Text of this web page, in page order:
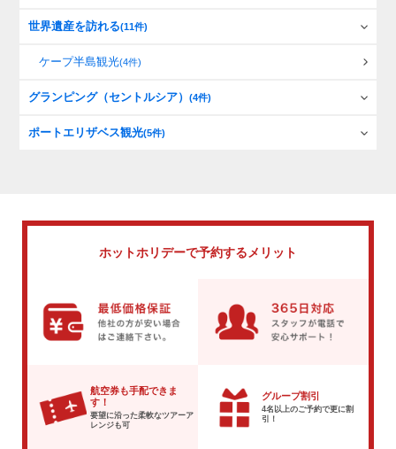
世界遺産を訪れる(11件)
ケープ半島観光(4件)
グランピング（セントルシア）(4件)
ポートエリザベス観光(5件)
ホットホリデーで予約するメリット
航空券も手配できま
す！
要望に沿った柔軟なツアーア
レンジも可
グループ割引
4名以上のご予約で更に割
引！